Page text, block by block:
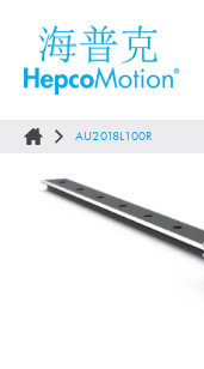
AU2018L100R